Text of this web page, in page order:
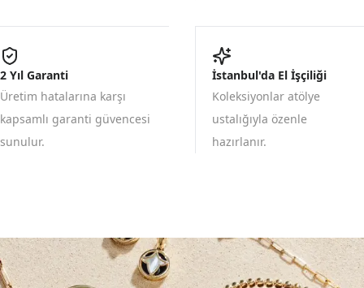
2 Yıl Garanti
Üretim hatalarına karşı
kapsamlı garanti güvencesi
sunulur.
İstanbul'da El İşçiliği
Koleksiyonlar atölye
ustalığıyla özenle
hazırlanır.